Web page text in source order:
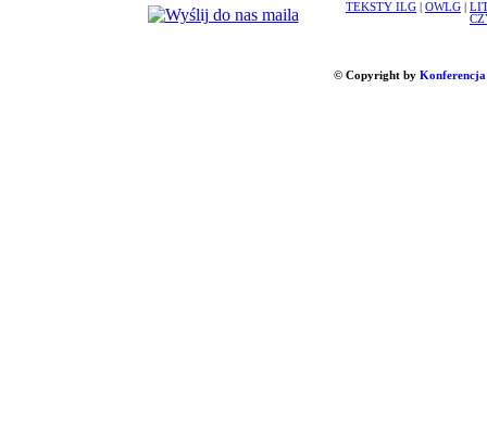
TEKSTY ILG OWLG
© Copyright by Konferencja